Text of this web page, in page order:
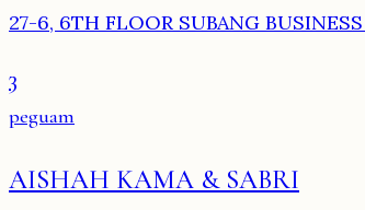
27-6, 6TH FLOOR SUBANG
3
peguam
AISHAH KAMA & SABRI